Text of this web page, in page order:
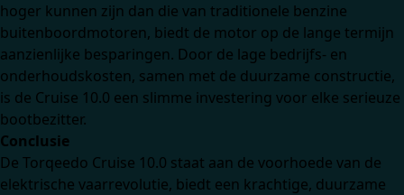
hoger kunnen zijn dan die van traditionele benzine
buitenboordmotoren, biedt de motor op de lange termijn
aanzienlijke besparingen. Door de lage bedrijfs- en
onderhoudskosten, samen met de duurzame constructie,
is de Cruise 10.0 een slimme investering voor elke serieuze
bootbezitter.
Conclusie
De Torqeedo Cruise 10.0 staat aan de voorhoede van de
elektrische vaarrevolutie, biedt een krachtige, duurzame